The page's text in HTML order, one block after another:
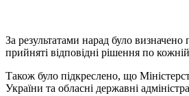
За результатами нарад було визначено
прийняті відповідні рішення по
Також було підкреслено, що
України та обласні державні